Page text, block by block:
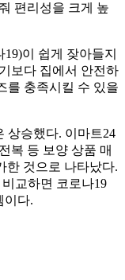
편리성을 크게 높
이 쉽게 잦아들지
보다 집에서 안전하
를 충족시킬 수 있을
상승했다. 이마트24
복 등 보양 상품 매
한 것으로 나타났다.
교하면 코로나19
이다.